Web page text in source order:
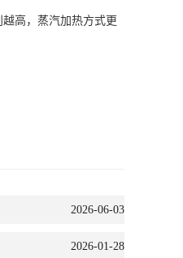
高，蒸汽加热方式更
2026-06-03
2026-01-28